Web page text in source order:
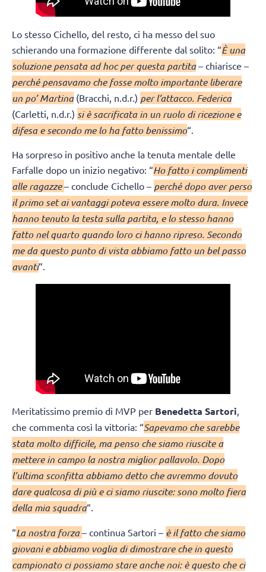
Lo stesso Cichello, del resto, ci ha messo del suo
schierando una formazione differente dal solito: “È una
soluzione pensata ad hoc per questa partita– chiarisce –
perché pensavamo che fosse molto importante liberare
un po’ Martina(Bracchi, n.d.r.) per l’attacco. Federica
(Carletti, n.d.r.) si è sacrificata in un ruolo di ricezione e
difesa e secondo me lo ha fatto benissimo“.
Ha sorpreso in positivo anche la tenuta mentale delle
Farfalle dopo un inizio negativo: “Ho fatto i complimenti
alle ragazze– conclude Cichello – perché dopo aver perso
il primo set ai vantaggi poteva essere molto dura. Invece
hanno tenuto la testa sulla partita, e lo stesso hanno
fatto nel quarto quando loro ci hanno ripreso. Secondo
me da questo punto di vista abbiamo fatto un bel passo
avanti“.
Meritatissimo premio di MVP per Benedetta Sartori,
che commenta così la vittoria: “Sapevamo che sarebbe
stata molto difficile, ma penso che siamo riuscite a
mettere in campo la nostra miglior pallavolo. Dopo
l’ultima sconfitta abbiamo detto che avremmo dovuto
dare qualcosa di più e ci siamo riuscite: sono molto fiera
della mia squadra“.
“La nostra forza– continua Sartori – è il fatto che siamo
giovani e abbiamo voglia di dimostrare che in questo
campionato ci possiamo stare anche noi: è questo che ci